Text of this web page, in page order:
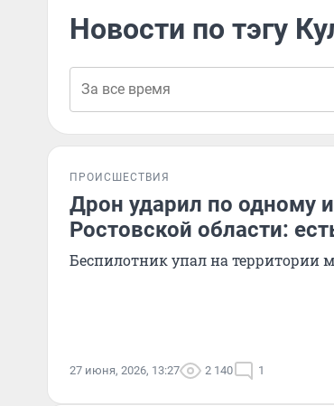
Новости по тэгу
ПРОИСШЕСТВИЯ
Дрон ударил по одному
Ростовской области:
Беспилотник упал на территории
27 июня, 2026, 13:27 2 140 1